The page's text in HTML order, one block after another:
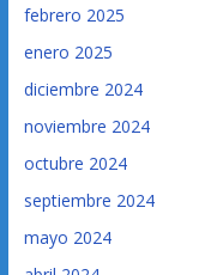
febrero 2025
enero 2025
diciembre 2024
noviembre 2024
octubre 2024
septiembre 2024
mayo 2024